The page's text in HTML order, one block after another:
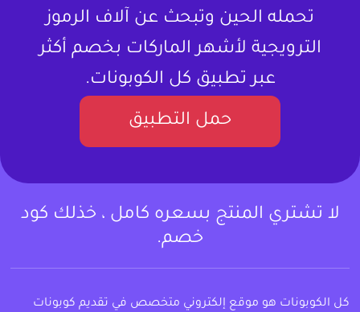
تحمله الحين وتبحث عن آلاف الرموز
الترويجية لأشهر الماركات بخصم أكثر
عبر تطبيق كل الكوبونات.
حمل التطبيق
لا تشتري المنتج بسعره كامل ، خذلك كود
خصم.
كل الكوبونات هو موقع إلكتروني متخصص في تقديم كوبونات